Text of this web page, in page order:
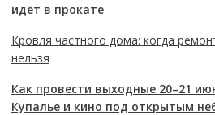
идёт в прокате
Кровля частного дома: когда
нельзя
Как провести выходные 20–21
Купалье и кино под открытым